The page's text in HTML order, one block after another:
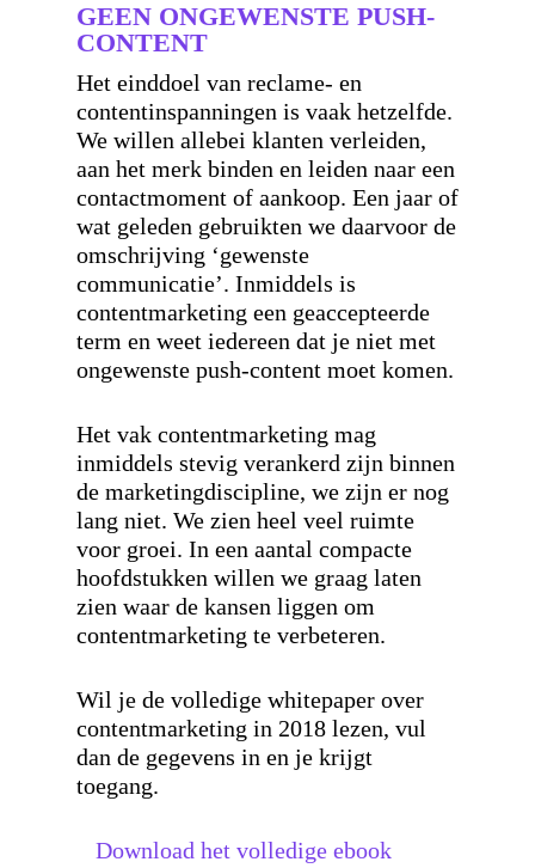
GEEN ONGEWENSTE PUSH-
CONTENT
Het einddoel van reclame- en
contentinspanningen is vaak hetzelfde.
We willen allebei klanten verleiden,
aan het merk binden en leiden naar een
contactmoment of aankoop. Een jaar of
wat geleden gebruikten we daarvoor de
omschrijving ‘gewenste
communicatie’. Inmiddels is
contentmarketing een geaccepteerde
term en weet iedereen dat je niet met
ongewenste push-content moet komen.
Het vak contentmarketing mag
inmiddels stevig verankerd zijn binnen
de marketingdiscipline, we zijn er nog
lang niet. We zien heel veel ruimte
voor groei. In een aantal compacte
hoofdstukken willen we graag laten
zien waar de kansen liggen om
contentmarketing te verbeteren.
Wil je de volledige whitepaper over
contentmarketing in 2018 lezen, vul
dan de gegevens in en je krijgt
toegang.
Download het volledige ebook